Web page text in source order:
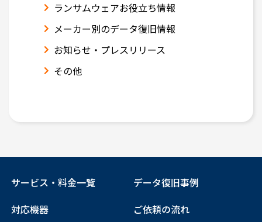
ランサムウェアお役立ち情報
メーカー別のデータ復旧情報
お知らせ・プレスリリース
その他
サービス・料金一覧
対応機器
データ復旧事例
ご依頼の流れ